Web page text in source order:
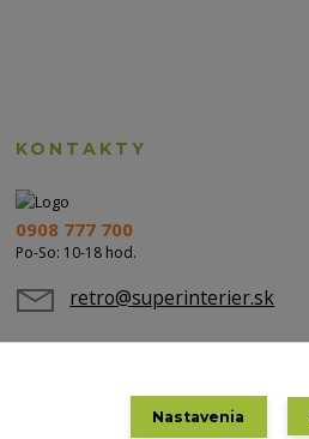
KONTAKTY
0908 777 700
Po-So: 10-18 hod.
retro@superinterier.sk
Nastavenia